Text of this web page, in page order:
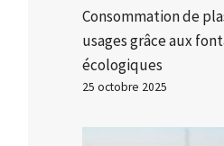
Consommation de
usages grâce aux
écologiques
25 octobre 2025